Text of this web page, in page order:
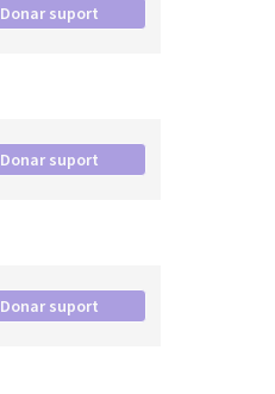
Donar suport
Donar suport
Donar suport